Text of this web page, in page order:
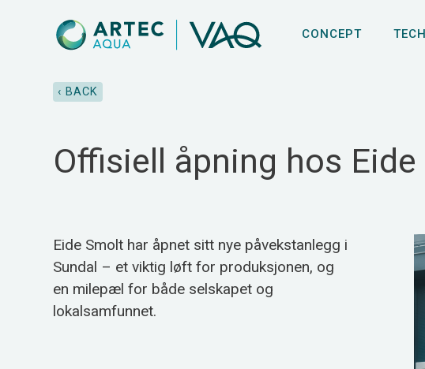
CONCEPT
‹ BACK
Offisiell åpning hos
Eide Smolt har åpnet sitt nye påvekstanlegg i
Sundal – et viktig løft for produksjonen, og
en milepæl for både selskapet og
lokalsamfunnet.